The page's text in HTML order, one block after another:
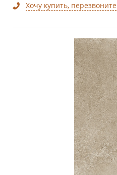
Хочу купить, перезвоните